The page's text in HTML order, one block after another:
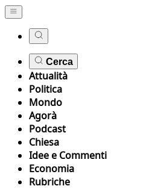
Cerca
Attualità
Politica
Mondo
Agorà
Podcast
Chiesa
Idee e Commenti
Economia
Rubriche